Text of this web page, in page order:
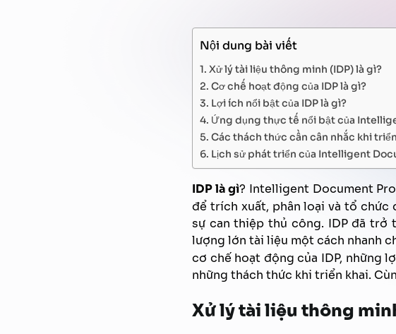
Nội dung bài viết
Xử lý tài liệu thông minh (IDP) là gì?
Cơ chế hoạt động của IDP là gì?
Lợi ích nổi bật của IDP là gì?
Ứng dụng thực tế nổi bật của
Các thách thức cần cân nhắc khi
Lịch sử phát triển của Intelligent
IDP là gì? Intelligent Document
để trích xuất, phân loại và tổ chức
sự can thiệp thủ công. IDP đã
lượng lớn tài liệu một cách nhanh
cơ chế hoạt động của IDP, những
những thách thức khi triển khai.
Xử lý tài liệu thông